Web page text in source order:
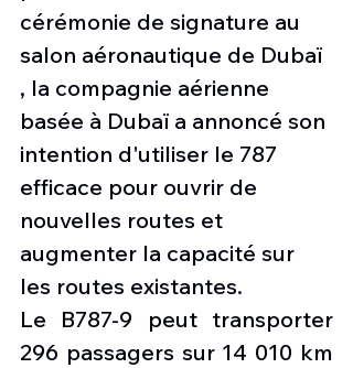
cérémonie de signature au
salon aéronautique de Dubaï
, la compagnie aérienne
basée à Dubaï a annoncé son
intention d'utiliser le 787
efficace pour ouvrir de
nouvelles routes et
augmenter la capacité sur
les routes existantes.
Le B787-9 peut transporter
296 passagers sur 14 010 km